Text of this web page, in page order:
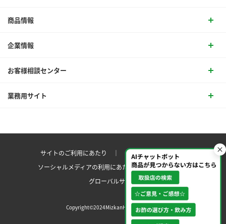
商品情報
企業情報
お客様相談センター
業務用サイト
サイトのご利用にあたり ｜プライバシーポリシー
ソーシャルメディアの利用にあたりサイトマップ ｜
グローバルサイト
Copyright©2024MizkanHoldingsCo.Ltd.